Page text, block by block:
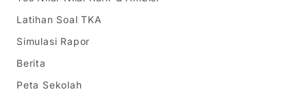
Latihan Soal TKA
Simulasi Rapor
Berita
Peta Sekolah